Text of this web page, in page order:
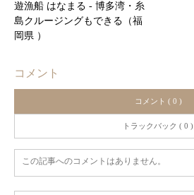
遊漁船 はなまる ‐ 博多湾・糸
島クルージングもできる（福
岡県 ）
コメント
コメント ( 0 )
トラックバック ( 0 )
この記事へのコメントはありません。